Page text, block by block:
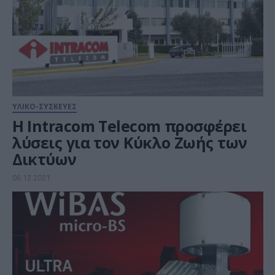
ΥΛΙΚΟ-ΣΥΣΚΕΥΕΣ
Η Intracom Telecom προσφέρει
λύσεις για τον Κύκλο Ζωής των
Δικτύων
06.12.2021